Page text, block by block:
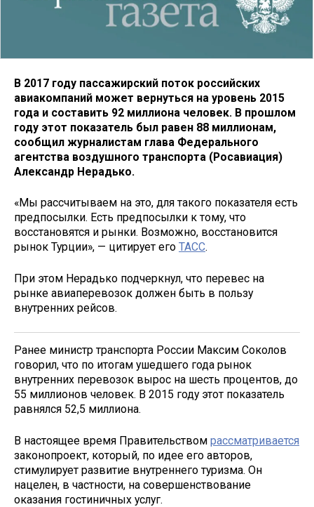
В 2017 году пассажирский поток российских
авиакомпаний может вернуться на уровень 2015
года и составить 92 миллиона человек. В прошлом
году этот показатель был равен 88 миллионам,
сообщил журналистам глава Федерального
агентства воздушного транспорта (Росавиация)
Александр Нерадько.
«Мы рассчитываем на это, для такого показателя есть
предпосылки. Есть предпосылки к тому, что
восстановятся и рынки. Возможно, восстановится
рынок Турции», — цитирует его ТАСС.
При этом Нерадько подчеркнул, что перевес на
рынке авиаперевозок должен быть в пользу
внутренних рейсов.
Ранее министр транспорта России Максим Соколов
говорил, что по итогам ушедшего года рынок
внутренних перевозок вырос на шесть процентов, до
55 миллионов человек. В 2015 году этот показатель
равнялся 52,5 миллиона.
В настоящее время Правительством рассматривается
законопроект, который, по идее его авторов,
стимулирует развитие внутреннего туризма. Он
нацелен, в частности, на совершенствование
оказания гостиничных услуг.